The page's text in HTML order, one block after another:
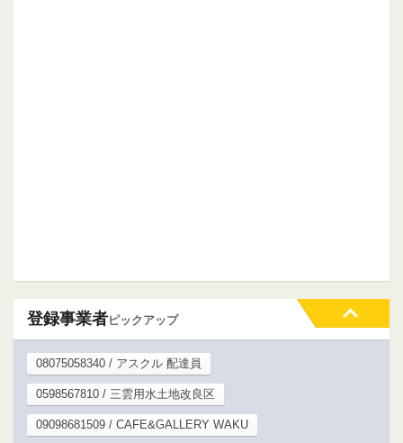
登録事業者ピックアップ
08075058340 / アスクル 配達員
0598567810 / 三雲用水土地改良区
09098681509 / CAFE&GALLERY WAKU